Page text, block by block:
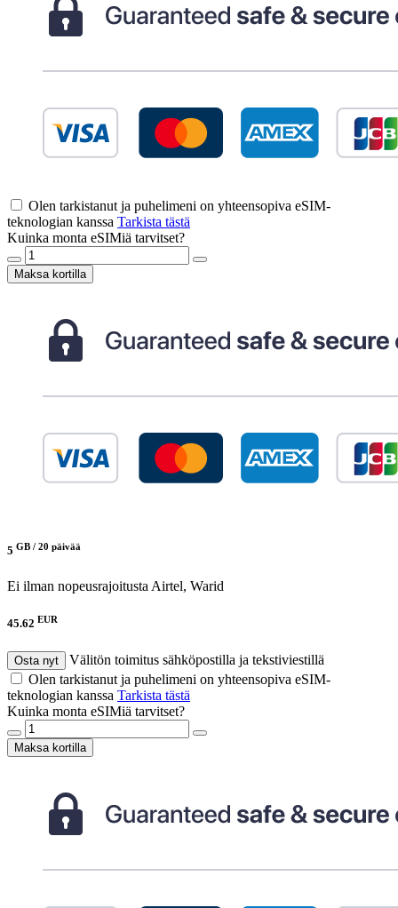
Olen tarkistanut ja puhelimeni on yhteensopiva eSIM-
teknologian kanssa Tarkista tästä
Kuinka monta eSIMiä tarvitset?
Maksa kortilla
5 GB / 20 päivää
Ei ilman nopeusrajoitusta Airtel, Warid
45.62 EUR
Osta nyt
Välitön toimitus sähköpostilla ja tekstiviestillä
Olen tarkistanut ja puhelimeni on yhteensopiva eSIM-
teknologian kanssa Tarkista tästä
Kuinka monta eSIMiä tarvitset?
Maksa kortilla